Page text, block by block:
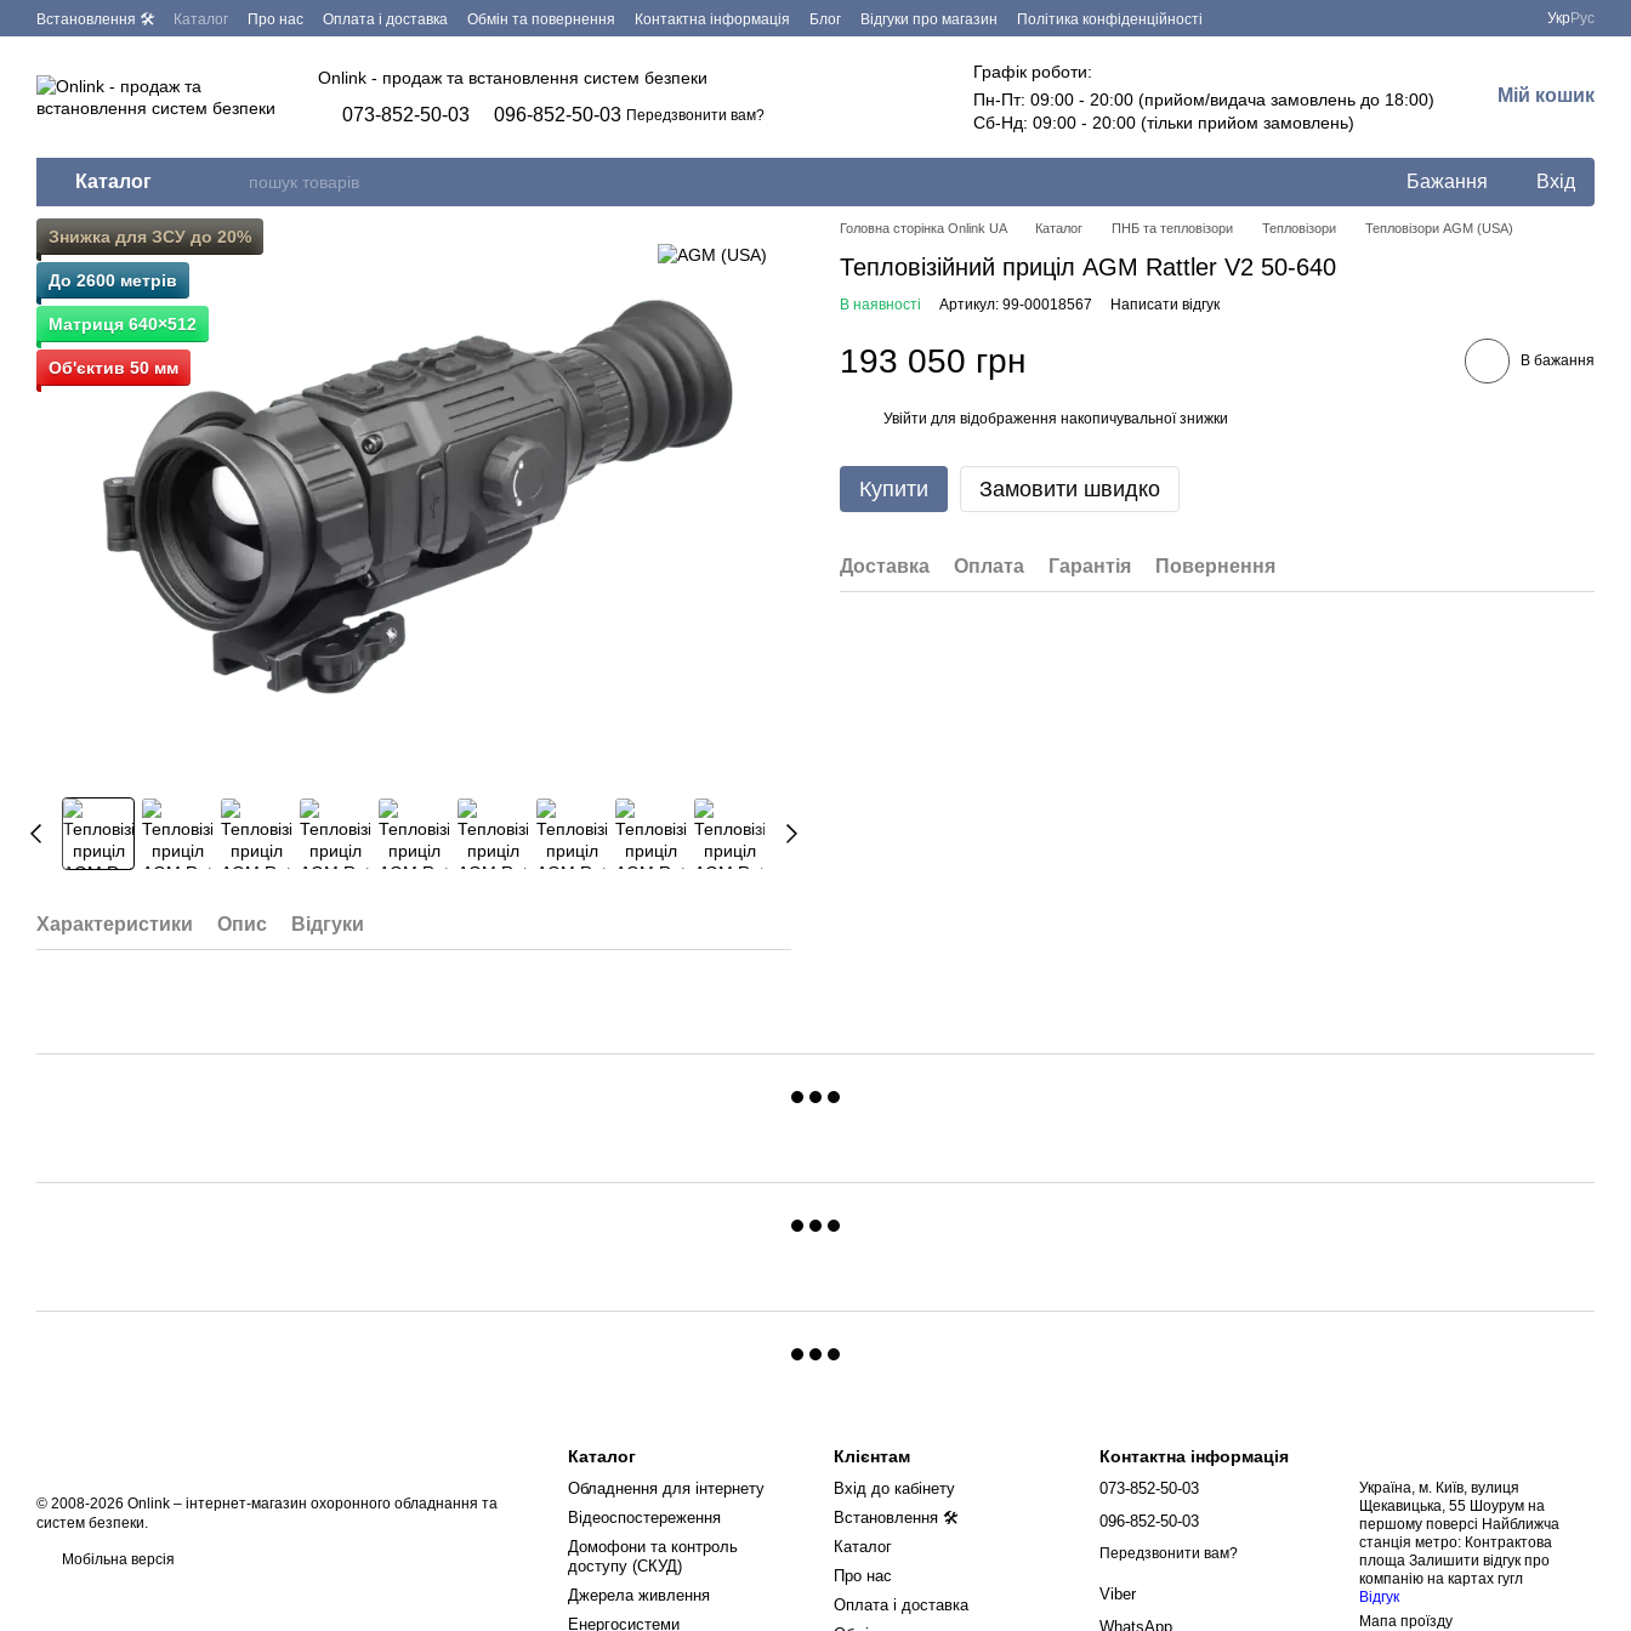
Перейти до основного контенту
Встановлення 🛠 Каталог Про нас Оплата і доставка Обмін та повернення Контактна інформація Блог Відгуки про магазин
Політика конфіденційності
Укр Рус
Onlink - продаж та встановлення систем безпеки
073-852-50-03 096-852-50-03 Передзвонити вам?
Графік роботи:
Пн-Пт: 09:00 - 20:00 (прийом/видача замовлень до 18:00)
Сб-Нд: 09:00 - 20:00 (тільки прийом замовлень)
Мій кошик
Каталог Бажання Вхід
Знижка для ЗСУ до 20%
До 2600 метрів
Матриця 640×512
Об'єктив 50 мм
Характеристики Опис Відгуки
Головна сторінка Onlink UA Каталог ПНБ та тепловізори Тепловізори Тепловізори AGM (USA)
Тепловізійний приціл AGM Rattler V2 50-640
В наявності Артикул: 99-00018567 Написати відгук
193 050 грн В бажання
Увійти для відображення накопичувальної знижки
Купити Замовити швидко
Доставка Оплата Гарантія Повернення
© 2008-2026 Onlink – інтернет-магазин охоронного обладнання та
систем безпеки.
Мобільна версія
Каталог
Обладнення для інтернету
Відеоспостереження
Домофони та контроль
доступу (СКУД)
Джерела живлення
Енергосистеми
Клієнтам
Вхід до кабінету
Встановлення 🛠
Каталог
Про нас
Оплата і доставка
Контактна інформація
073-852-50-03
096-852-50-03
Передзвонити вам?
Viber
WhatsApp
Україна, м. Київ, вулиця
Щекавицька, 55 Шоурум на
першому поверсі Найближча
станція метро: Контрактова
площа Залишити відгук про
компанію на картах гугл
Відгук
Мапа проїзду